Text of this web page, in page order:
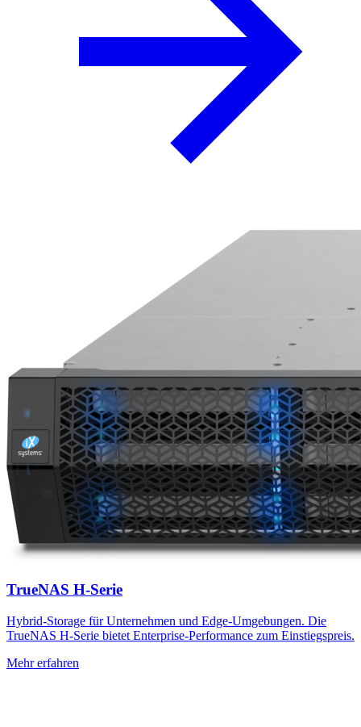
TrueNAS H-Serie
Hybrid-Storage für Unternehmen und Edge-Umgebungen. Die
TrueNAS H-Serie bietet Enterprise-Performance zum Einstiegspreis.
Mehr erfahren